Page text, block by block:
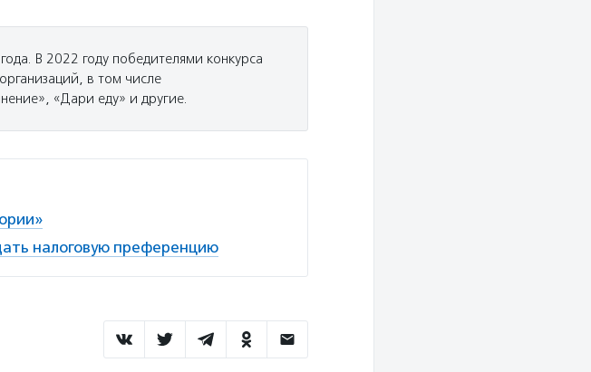
В 2022 году победителями конкурса
в том числе
«Дари еду» и другие.
налоговую преференцию